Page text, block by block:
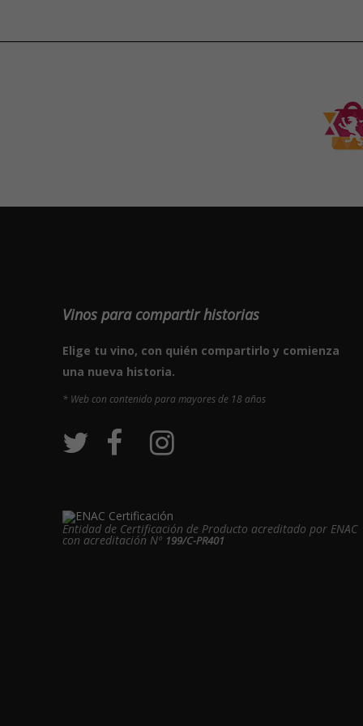
Vinos para compartir historias
Elige tu vino, con quién compartirlo y comienza
una nueva historia.
* Web con contenido para mayores de 18 años
Entidad de Certificación de Producto acreditado por ENAC
con acreditación Nº 199/C-PR401